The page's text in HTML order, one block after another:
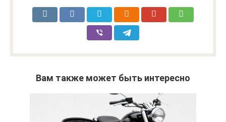
Вам также может быть интересно